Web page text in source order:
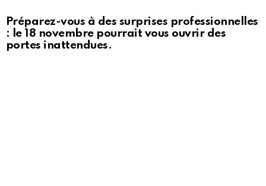
Préparez-vous à des surprises professionnelles
: le 18 novembre pourrait vous ouvrir des
portes inattendues.